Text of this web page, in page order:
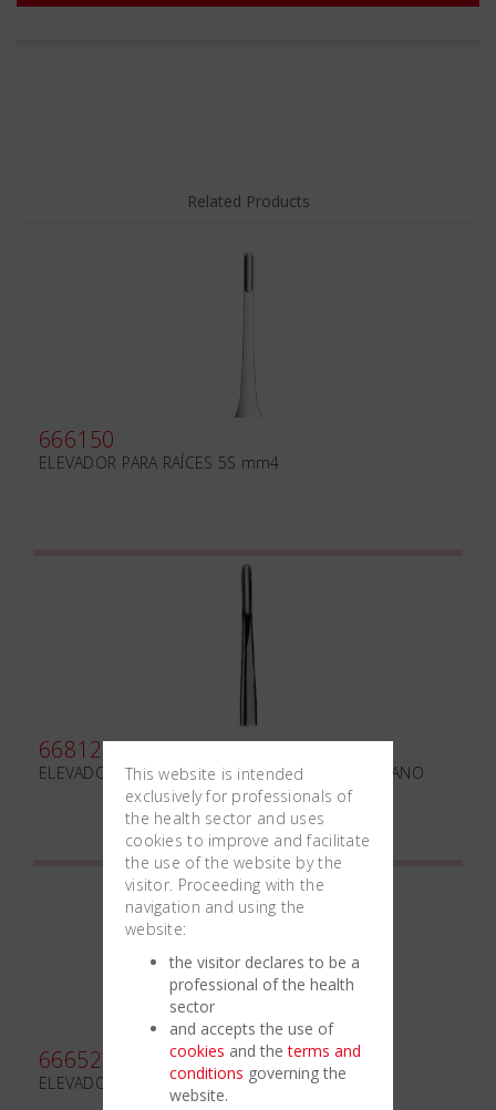
Related Products
666150
ELEVADOR PARA RAÍCES 5S mm4
668120
ELEVADOR PARA RAÍCES MEDAN-BEIN mm3.0 PLANO
666520
ELEVADOR PARA RAÍCES FLOHR mm3.2
This website is intended
exclusively for professionals of
the health sector and uses
cookies to improve and facilitate
the use of the website by the
visitor. Proceeding with the
navigation and using the
website:
the visitor declares to be a
professional of the health
sector
and accepts the use of
cookies and theterms and
conditions governing the
website.